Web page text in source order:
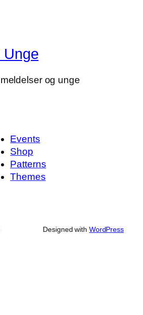
Unge
og unge
Events
Shop
Patterns
Themes
Designed with WordPress